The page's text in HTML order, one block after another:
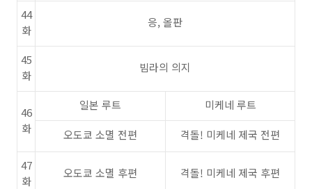
44
화
응, 올판
45
화
빔라의 의지
46
화
일본 루트 미케네 루트
오도쿄 소멸 전편 격돌! 미케네 제국 전편
47
화
오도쿄 소멸 후편 격돌! 미케네 제국 후편